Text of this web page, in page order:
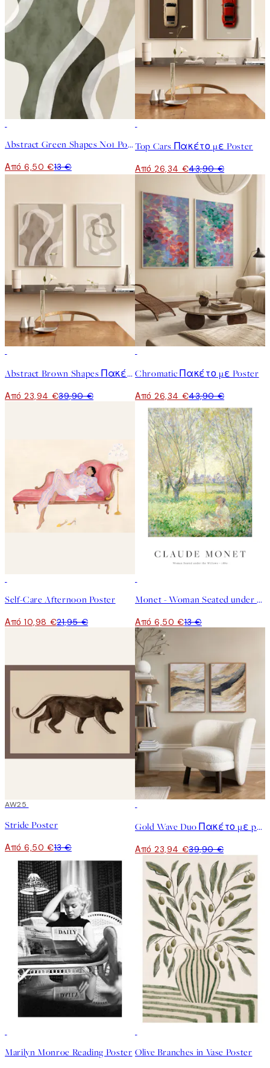
Abstract Green Shapes No1 Poster
Από 6,50 €13 €
Top Cars Πακέτο με Poster
Από 26,34 €43,90 €
Abstract Brown Shapes Πακέτο με Poster
Από 23,94 €39,90 €
Chromatic Πακέτο με Poster
Από 26,34 €43,90 €
Self-Care Afternoon Poster
Από 10,98 €21,95 €
Monet - Woman Seated under the Willows Poster
Από 6,50 €13 €
50%*
AW25
Stride Poster
Από 6,50 €13 €
Gold Wave Duo Πακέτο με poster
Από 23,94 €39,90 €
Marilyn Monroe Reading Poster Olive Branches in Vase Poster